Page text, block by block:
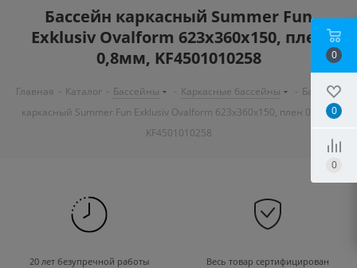
Бассейн каркасный Summer Fun
Exklusiv Ovalform 623x360x150, плен
0,8мм, KF4501010258
Главная - Каталог - Бассейны - Каркасные бассейны - Бассейн
каркасный Summer Fun Exklusiv Ovalform 623x360x150, плен 0,8мм,
KF4501010258
20 лет безупречной работы Весь товар сертифицирован
0
0
0